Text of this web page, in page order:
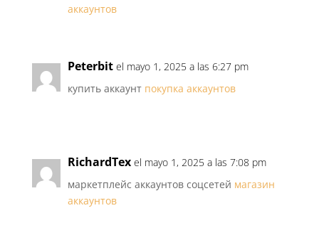
аккаунтов
Peterbit el mayo 1, 2025 a las 6:27 pm
купить аккаунт покупка аккаунтов
RichardTex el mayo 1, 2025 a las 7:08 pm
маркетплейс аккаунтов соцсетей магазин
аккаунтов